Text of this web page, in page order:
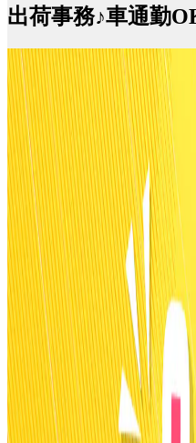
出荷事務♪車通勤